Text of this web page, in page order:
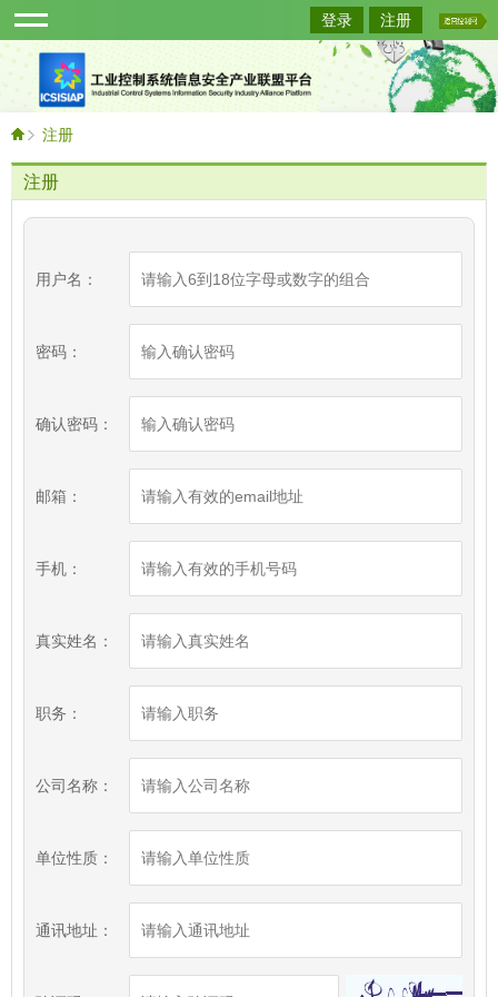
登录 注册
注册
注册
用户名：
密码：
确认密码：
邮箱：
手机：
真实姓名：
职务：
公司名称：
单位性质：
通讯地址：